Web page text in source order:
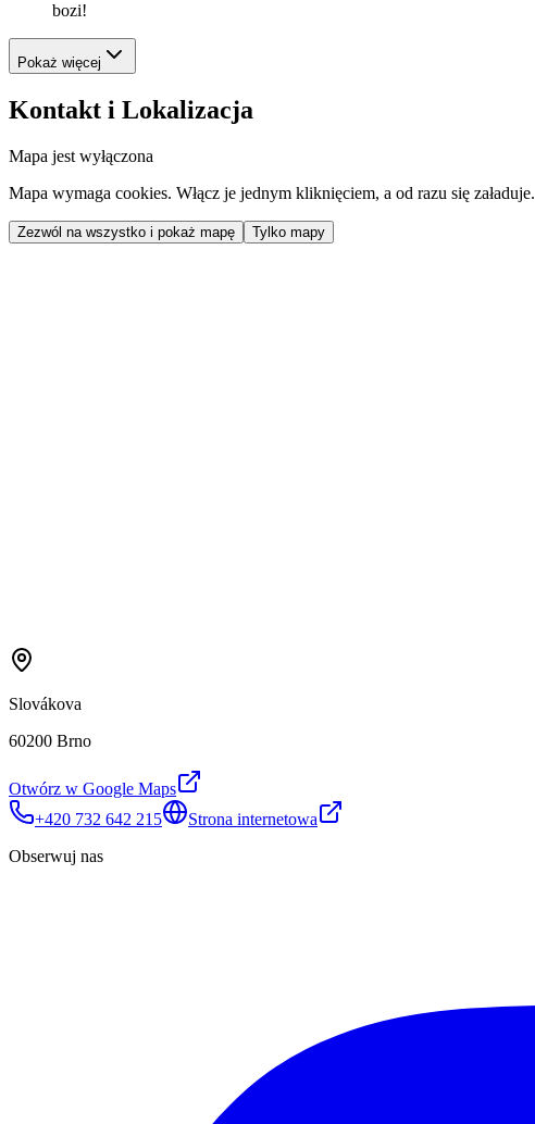
bozi!
Pokaż więcej
Kontakt i Lokalizacja
Mapa jest wyłączona
Mapa wymaga cookies. Włącz je jednym kliknięciem, a od razu się załaduje.
Zezwól na wszystko i pokaż mapę Tylko mapy
Slovákova
60200 Brno
Otwórz w Google Maps
+420 732 642 215
Strona internetowa
Obserwuj nas